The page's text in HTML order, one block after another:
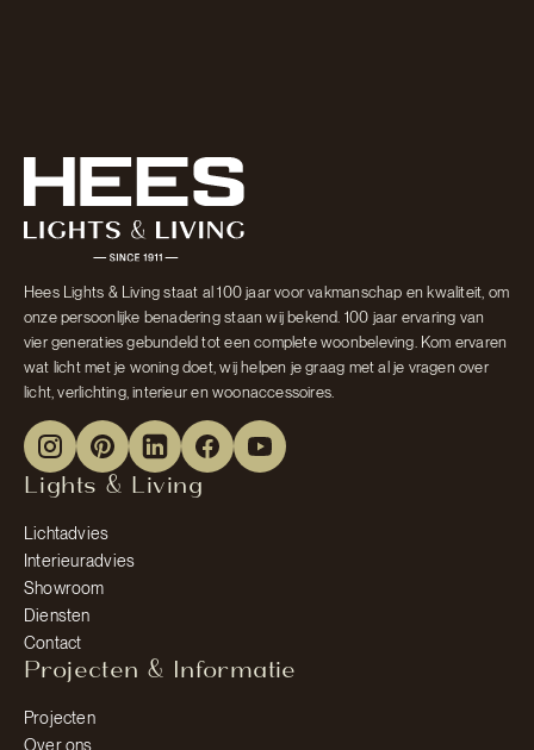
Hees Lights & Living staat al 100 jaar voor vakmanschap en kwaliteit, om
onze persoonlijke benadering staan wij bekend. 100 jaar ervaring van
vier generaties gebundeld tot een complete woonbeleving. Kom ervaren
wat licht met je woning doet, wij helpen je graag met al je vragen over
licht, verlichting, interieur en woonaccessoires.
Lights & Living
Lichtadvies
Interieuradvies
Showroom
Diensten
Contact
Projecten & Informatie
Projecten
Over ons